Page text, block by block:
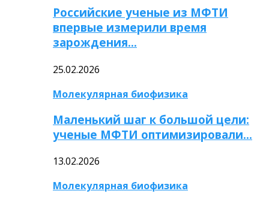
Российские ученые из МФТИ
впервые измерили время
зарождения…
25.02.2026
Молекулярная биофизика
Маленький шаг к большой цели:
ученые МФТИ оптимизировали…
13.02.2026
Молекулярная биофизика